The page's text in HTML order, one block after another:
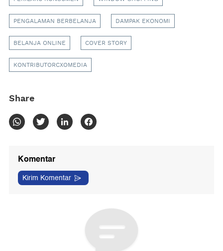
PENGALAMAN BERBELANJA DAMPAK EKONOMI
BELANJA ONLINE COVER STORY
KONTRIBUTORCXOMEDIA
Share